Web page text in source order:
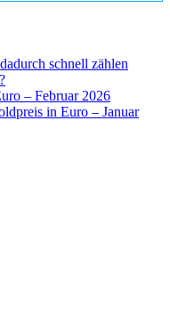
schnell zählen
– Februar 2026
in Euro – Januar